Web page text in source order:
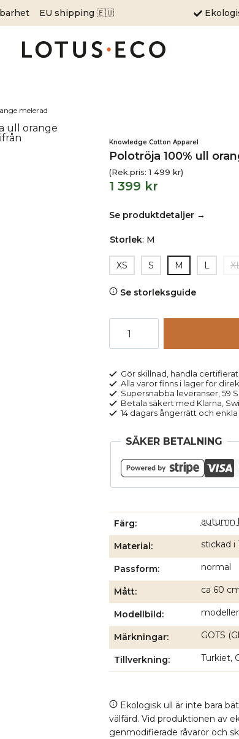
EU shipping 🇪🇺
melerad
Knowledge Cotton Apparel
Polotröja 100% ull
(Rek.pris:1 499 kr)
1 399 kr
Se produktdetaljer →
Storlek: M
XS S M L
Se storleksguide
100%
orange
melerad
mängd
Gör skillnad, handla
Alla varor finns i lager för
Supersnabba leveranser, 59
Betala säkert med Klarna,
14 dagars ångerrätt och
SÄKER BETALNING
Färg autumn
Material stickad i
Passform normal
Mått ca 60
Modellbild
Märkningar GOTS
Tillverkning Turkiet,
Ekologisk ull är inte bara
välfärd. Vid produktionen av
genmodifierade råvaror och